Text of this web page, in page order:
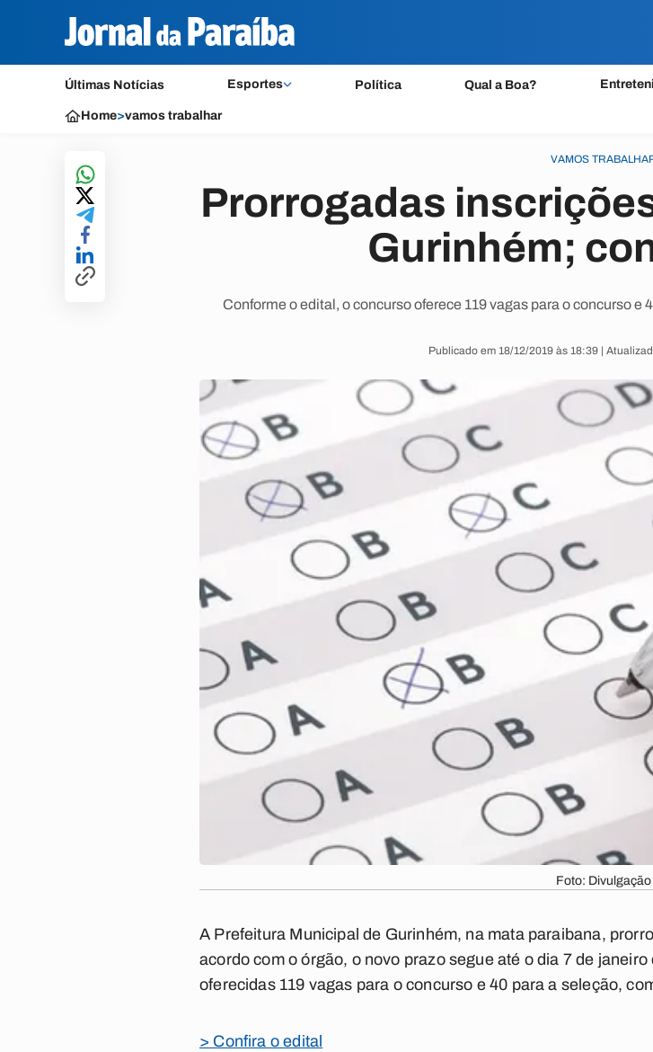
Últimas Notícias Esportes Política Qual a Boa?
Home>vamos trabalhar
VAMOS
Prorrogadas
Gurinhém;
Conforme o edital, o concurso oferece 119 vagas para o concurso
Publicado em 18/12/2019 às 18:39 |
Foto: Divulgação
A Prefeitura Municipal de Gurinhém, na mata paraibana,
acordo com o órgão, o novo prazo segue até o dia 7 de
oferecidas 119 vagas para o concurso e 40 para a seleção,
> Confira o edital